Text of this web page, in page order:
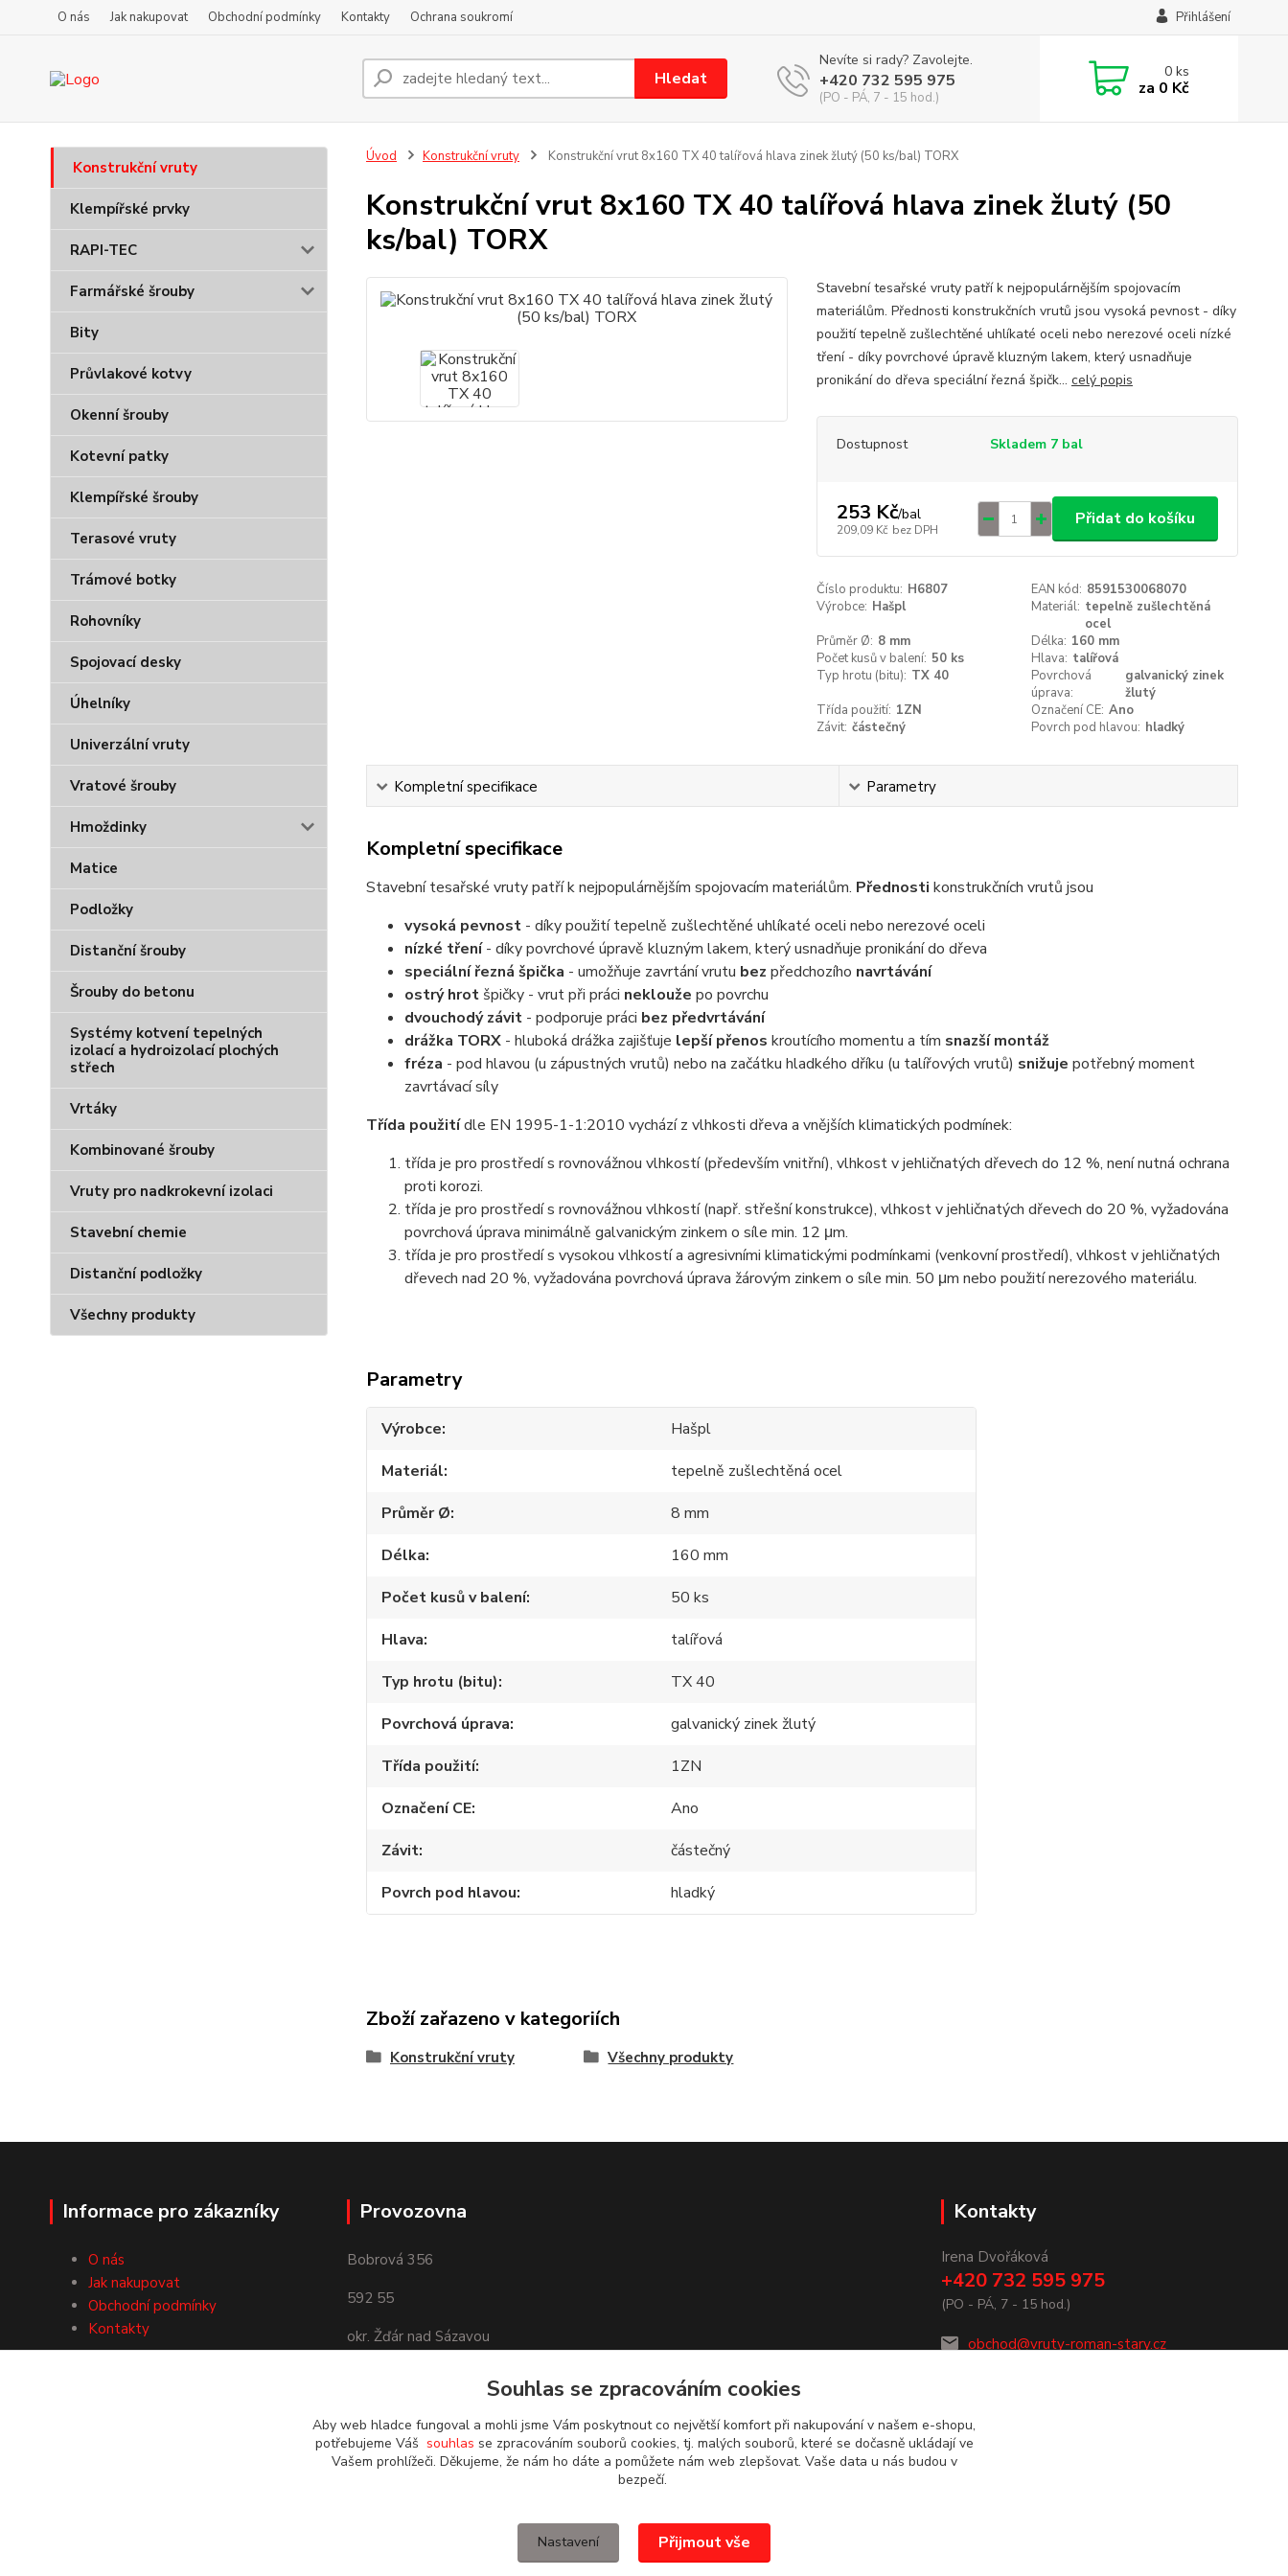
O nás Jak nakupovat Obchodní podmínky Kontakty Ochrana soukromí Přihlášení
Hledat
Nevíte si rady? Zavolejte.
+420 732 595 975
(PO - PÁ, 7 - 15 hod.)
0ks
za 0 Kč
Konstrukční vruty
Klempířské prvky
RAPI-TEC
Farmářské šrouby
Bity
Průvlakové kotvy
Okenní šrouby
Kotevní patky
Klempířské šrouby
Terasové vruty
Trámové botky
Rohovníky
Spojovací desky
Úhelníky
Univerzální vruty
Vratové šrouby
Hmoždinky
Matice
Podložky
Distanční šrouby
Šrouby do betonu
Systémy kotvení tepelných
izolací a hydroizolací plochých
střech
Vrtáky
Kombinované šrouby
Vruty pro nadkrokevní izolaci
Stavební chemie
Distanční podložky
Všechny produkty
Úvod Konstrukční vruty Konstrukční vrut 8x160 TX 40 talířová hlava zinek žlutý (50 ks/bal) TORX
Konstrukční vrut 8x160 TX 40 talířová hlava zinek žlutý (50
ks/bal) TORX
Stavební tesařské vruty patří k nejpopulárnějším spojovacím
materiálům. Přednosti konstrukčních vrutů jsou vysoká pevnost - díky
použití tepelně zušlechtěné uhlíkaté oceli nebo nerezové oceli nízké
tření - díky povrchové úpravě kluzným lakem, který usnadňuje
pronikání do dřeva speciální řezná špičk... celý popis
Dostupnost Skladem 7 bal
253 Kč/bal
209,09 Kč bez DPH
Přidat do košíku
Číslo produktu: H6807 EAN kód: 8591530068070
Výrobce: Hašpl Materiál: tepelně zušlechtěná
ocel
Průměr Ø: 8 mm Délka: 160 mm
Počet kusů v balení: 50 ks Hlava: talířová
Typ hrotu (bitu): TX 40
Povrchová
úprava:
galvanický zinek
žlutý
Třída použití: 1ZN Označení CE: Ano
Závit: částečný Povrch pod hlavou: hladký
Kompletní specifikace Parametry
Kompletní specifikace
Stavební tesařské vruty patří k nejpopulárnějším spojovacím materiálům. Přednosti konstrukčních vrutů jsou
vysoká pevnost- díky použití tepelně zušlechtěné uhlíkaté oceli nebo nerezové oceli
nízké tření- díky povrchové úpravě kluzným lakem, který usnadňuje pronikání do dřeva
speciální řezná špička - umožňuje zavrtání vrutu bez předchozího navrtávání
ostrý hrotšpičky - vrut při práci neklouže po povrchu
dvouchodý závit- podporuje práci bez předvrtávání
drážka TORX- hluboká drážka zajišťuje lepší přenos kroutícího momentu a tím snazší montáž
fréza - pod hlavou (u zápustných vrutů) nebo na začátku hladkého dříku (u talířových vrutů) snižuje potřebný moment
zavrtávací síly
Třída použitídle EN 1995-1-1:2010 vychází z vlhkosti dřeva a vnějších klimatických podmínek:
třída je pro prostředí s rovnovážnou vlhkostí (především vnitřní), vlhkost v jehličnatých dřevech do 12 %, není nutná ochrana
proti korozi.
třída je pro prostředí s rovnovážnou vlhkostí (např. střešní konstrukce), vlhkost v jehličnatých dřevech do 20 %, vyžadována
povrchová úprava minimálně galvanickým zinkem o síle min. 12 μm.
třída je pro prostředí s vysokou vlhkostí a agresivními klimatickými podmínkami (venkovní prostředí), vlhkost v jehličnatých
dřevech nad 20 %, vyžadována povrchová úprava žárovým zinkem o síle min. 50 μm nebo použití nerezového materiálu.
Parametry
Výrobce
Hašpl
Materiál
tepelně zušlechtěná ocel
Průměr Ø
8 mm
Délka
160 mm
Počet kusů v balení
50 ks
Hlava
talířová
Typ hrotu (bitu)
TX 40
Povrchová úprava
galvanický zinek žlutý
Třída použití
1ZN
Označení CE
Ano
Závit
částečný
Povrch pod hlavou
hladký
Zboží zařazeno v kategoriích
Konstrukční vruty Všechny produkty
Informace pro zákazníky
O nás
Jak nakupovat
Obchodní podmínky
Kontakty
Provozovna
Bobrová 356
592 55
okr. Žďár nad Sázavou
Kontakty
Irena Dvořáková
+420 732 595 975
(PO - PÁ, 7 - 15 hod.)
obchod@vruty-roman-stary.cz
Souhlas se zpracováním cookies
Aby web hladce fungoval a mohli jsme Vám poskytnout co největší komfort při nakupování v našem e-shopu,
potřebujeme Váš souhlas se zpracováním souborů cookies, tj. malých souborů, které se dočasně ukládají ve
Vašem prohlížeči. Děkujeme, že nám ho dáte a pomůžete nám web zlepšovat. Vaše data u nás budou v
bezpečí.
Nastavení Přijmout vše